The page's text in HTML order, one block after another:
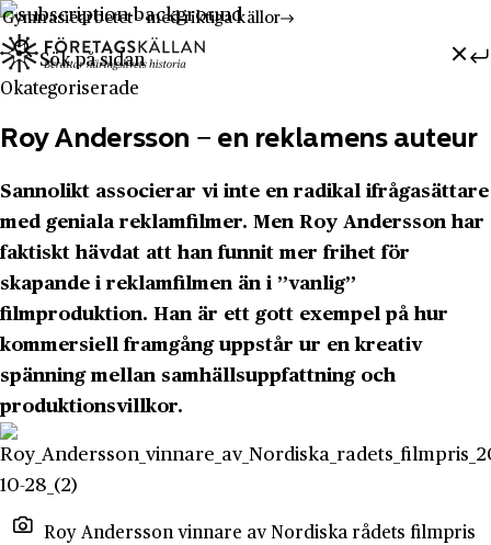
Hoppa till innehåll
Till innehåll
Gymnasiearbetet - med riktiga källor
Sök efter:
Okategoriserade
Roy Andersson − en reklamens auteur
Sannolikt associerar vi inte en radikal ifrågasättare
med geniala reklamfilmer. Men Roy Andersson har
faktiskt hävdat att han funnit mer frihet för
skapande i reklamfilmen än i ”vanlig”
filmproduktion. Han är ett gott exempel på hur
kommersiell framgång uppstår ur en kreativ
spänning mellan samhällsuppfattning och
produktionsvillkor.
Roy Andersson vinnare av Nordiska rådets filmpris